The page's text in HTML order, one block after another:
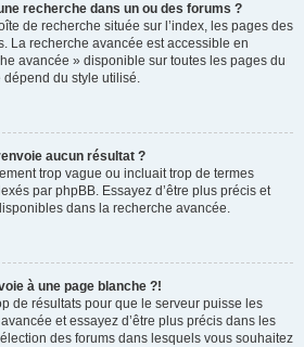
recherche dans un ou des forums ?
de recherche située sur l’index, les pages des
La recherche avancée est accessible en
avancée » disponible sur toutes les pages du
dépend du style utilisé.
aucun résultat ?
trop vague ou incluait trop de termes
par phpBB. Essayez d’être plus précis et
dans la recherche avancée.
à une page blanche ?!
de résultats pour que le serveur puisse les
et essayez d’être plus précis dans les
des forums dans lesquels vous souhaitez